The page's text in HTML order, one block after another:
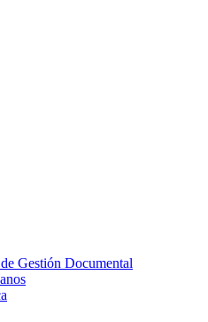
Gestión Documental